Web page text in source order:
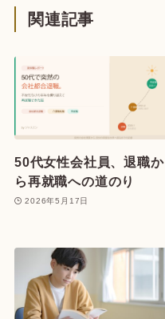
関連記事
50代女性会社員、退職か
ら再就職への道のり
2026年5月17日